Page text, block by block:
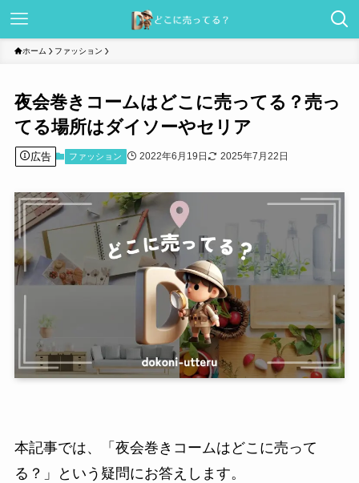
ホーム ファッション
夜会巻きコームはどこに売ってる？売っ
てる場所はダイソーやセリア
広告 ファッション 2022年6月19日 2025年7月22日
本記事では、「夜会巻きコームはどこに売って
る？」という疑問にお答えします。